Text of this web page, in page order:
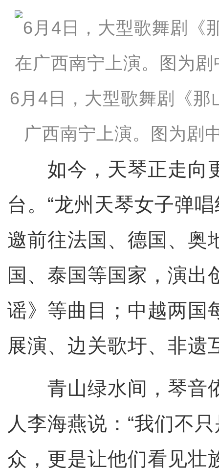
6月4日，大型歌舞剧《那
广西南宁上演。图为剧
如今，天琴正走向
台。“龙州天琴女子弹
邀前往法国、德国、奥
国、泰国等国家，演出
谣》等曲目；中越两国
展演、边关歌圩、非
青山绿水间，琴音
人李海燕说：“我们不
众，更是让他们看见壮